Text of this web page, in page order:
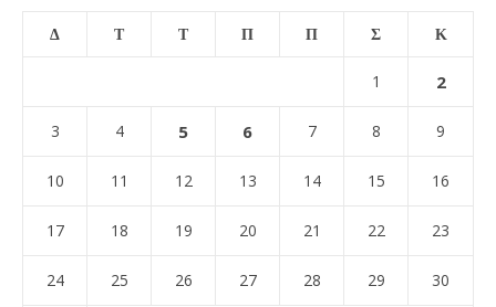
Δ Τ Τ Π Π Σ Κ
1 2
3 4 5 6 7 8 9
10 11 12 13 14 15 16
17 18 19 20 21 22 23
24 25 26 27 28 29 30